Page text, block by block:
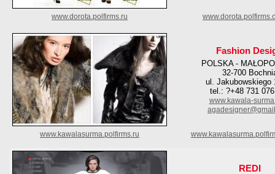
www.dorota.polfirms.ru
Fashion
POLSKA -
32-700
ul. Jakubowskiego
tel.: ?+48 731
www.kawala-
www.kawalasurma.polfirms.ru
REDI